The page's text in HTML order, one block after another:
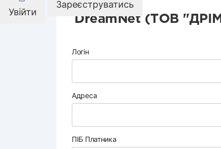
Увійти
Зареєструватись
DreamNet (ТОВ
Логін
Адреса
ПІБ Платника